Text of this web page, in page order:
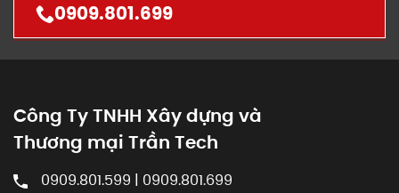
0909.801.699
Công Ty TNHH Xây dựng và
Thương mại Trần Tech
0909.801.599 | 0909.801.699